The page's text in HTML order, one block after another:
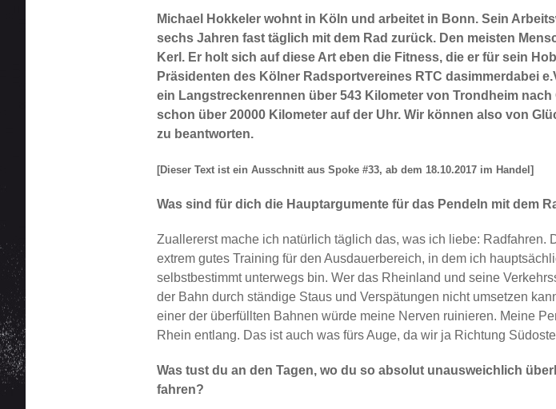
Michael Hokkeler wohnt in Köln und arbeitet in Bonn. Sein
sechs Jahren fast täglich mit dem Rad zurück. Den meisten
Kerl. Er holt sich auf diese Art eben die Fitness, die er für sein
Präsidenten des Kölner Radsportvereines RTC dasimmerdabei
ein Langstreckenrennen über 543 Kilometer von Trondheim
schon über 20000 Kilometer auf der Uhr. Wir können also von
zu beantworten.
[Dieser Text ist ein Ausschnitt aus Spoke #33, ab dem 18.10.2017 im Handel]
Was sind für dich die Hauptargumente für das Pendeln mit dem
Zuallererst mache ich natürlich täglich das, was ich liebe:
extrem gutes Training für den Ausdauerbereich, in dem ich
selbstbestimmt unterwegs bin. Wer das Rheinland und seine
der Bahn durch ständige Staus und Verspätungen nicht umsetzen
einer der überfüllten Bahnen würde meine Nerven ruinieren. Meine
Rhein entlang. Das ist auch was fürs Auge, da wir ja Richtung
Was tust du an den Tagen, wo du so absolut unausweichlich
fahren?